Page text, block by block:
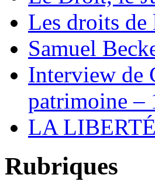
Les droits de
Samuel
Interview de
patrimoine –
LA
Rubriques